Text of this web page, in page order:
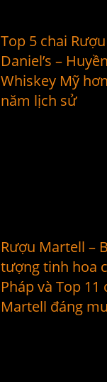
Top 5 chai Rượu
Daniel’s –
Whiskey Mỹ
năm lịch sử
Rượu Martell –
tượng tinh hoa
Pháp và Top 11
Martell đáng